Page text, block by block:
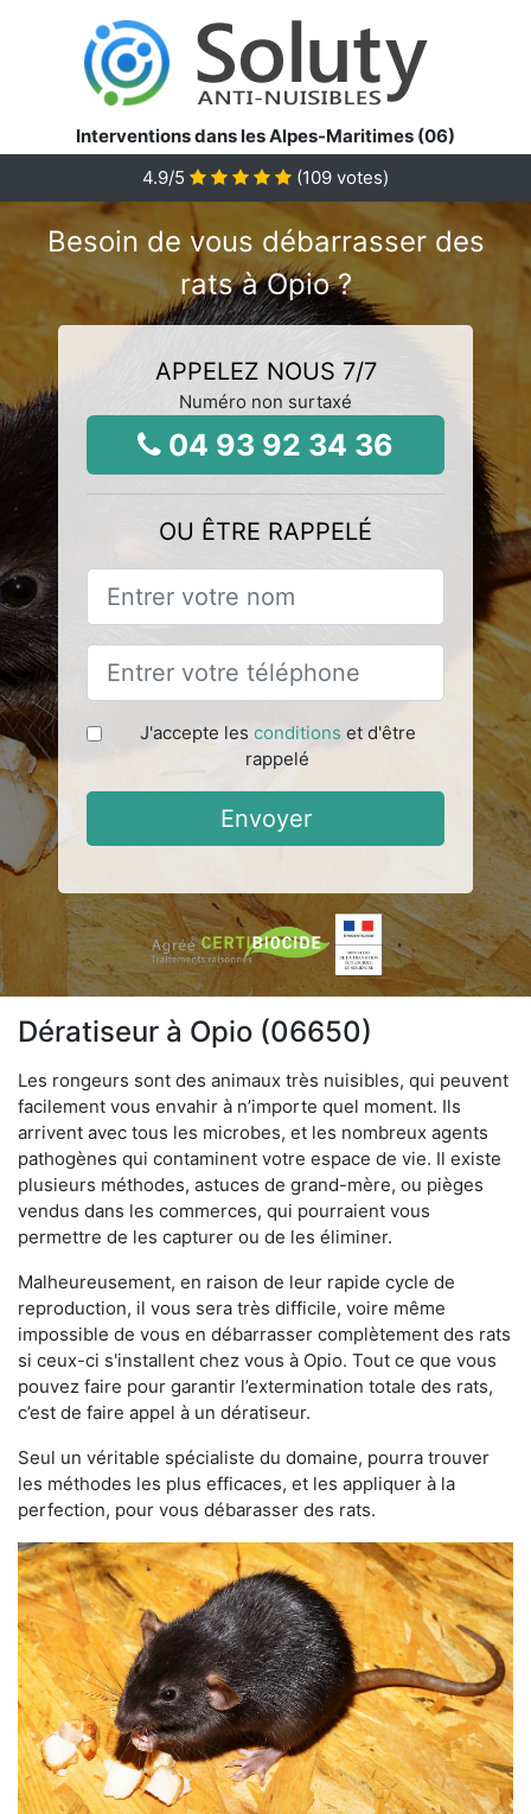
Interventions dans les Alpes-Maritimes (06)
4.9/5 (109 votes)
Besoin de vous débarrasser des
rats à Opio ?
APPELEZ NOUS 7/7
Numéro non surtaxé
04 93 92 34 36
OU ÊTRE RAPPELÉ
J'accepte les conditions et d'être
rappelé
Envoyer
Dératiseur à Opio (06650)
Les rongeurs sont des animaux très nuisibles, qui peuvent
facilement vous envahir à n’importe quel moment. Ils
arrivent avec tous les microbes, et les nombreux agents
pathogènes qui contaminent votre espace de vie. Il existe
plusieurs méthodes, astuces de grand-mère, ou pièges
vendus dans les commerces, qui pourraient vous
permettre de les capturer ou de les éliminer.
Malheureusement, en raison de leur rapide cycle de
reproduction, il vous sera très difficile, voire même
impossible de vous en débarrasser complètement des rats
si ceux-ci s'installent chez vous à Opio. Tout ce que vous
pouvez faire pour garantir l’extermination totale des rats,
c’est de faire appel à un dératiseur.
Seul un véritable spécialiste du domaine, pourra trouver
les méthodes les plus efficaces, et les appliquer à la
perfection, pour vous débarasser des rats.